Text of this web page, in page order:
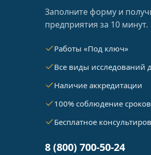
Заполните форму и
предприятия за 10 минут.
Работы «Под ключ»
Все виды исследований
Наличие аккредитации
100% соблюдение сроков
Бесплатное
8 (800) 700-50-24